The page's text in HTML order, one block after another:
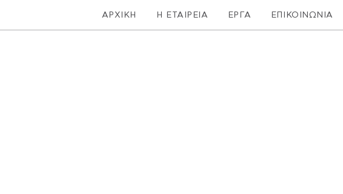
ΑΡΧΙΚΗ Η ΕΤΑΙΡΕΙΑ ΕΡΓΑ ΕΠΙΚΟΙΝΩΝΙΑ